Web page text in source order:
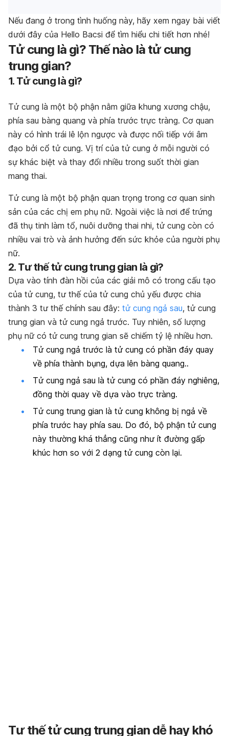
Nếu đang ở trong tình huống này, hãy xem ngay bài viết
dưới đây của Hello Bacsi để tìm hiểu chi tiết hơn nhé!
Tử cung là gì? Thế nào là tử cung
trung gian?
1. Tử cung là gì?
Tử cung là một bộ phận nằm giữa khung xương chậu,
phía sau bàng quang và phía trước trực tràng. Cơ quan
này có hình trái lê lộn ngược và được nối tiếp với âm
đạo bởi cổ tử cung. Vị trí của tử cung ở mỗi người có
sự khác biệt và thay đổi nhiều trong suốt thời gian
mang thai.
Tử cung là một bộ phận quan trọng trong cơ quan sinh
sản của các chị em phụ nữ. Ngoài việc là nơi để trứng
đã thụ tinh làm tổ, nuôi dưỡng thai nhi, tử cung còn có
nhiều vai trò và ảnh hưởng đến sức khỏe của người phụ
nữ.
2. Tư thế tử cung trung gian là gì?
Dựa vào tính đàn hồi của các giải mô có trong cấu tạo
của tử cung, tư thế của tử cung chủ yếu được chia
thành 3 tư thế chính sau đây: tử cung ngả sau, tử cung
trung gian và tử cung ngả trước. Tuy nhiên, số lượng
phụ nữ có tử cung trung gian sẽ chiếm tỷ lệ nhiều hơn.
Tử cung ngả trước là tử cung có phần đáy quay
về phía thành bụng, dựa lên bàng quang..
Tử cung ngả sau là tử cung có phần đáy nghiêng,
đồng thời quay về dựa vào trực tràng.
Tử cung trung gian là tử cung không bị ngả về
phía trước hay phía sau. Do đó, bộ phận tử cung
này thường khá thẳng cũng như ít đường gấp
khúc hơn so với 2 dạng tử cung còn lại.
Tư thế tử cung trung gian dễ hay khó